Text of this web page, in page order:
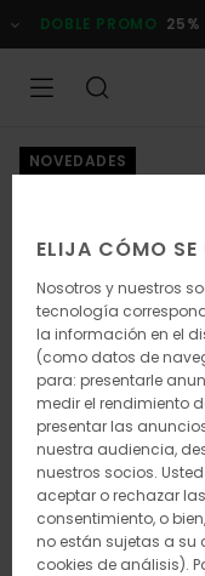
la
DOBLE PROMO
NOVEDADES
ELIJA CÓMO
Nosotros y nuestros
tecnología
la información en el
(como datos de
para: presentarle
medir el rendimiento
presentar las
nuestra audiencia,
nuestros socios.
aceptar o rechazar
consentimiento, o
no están sujetas a
cookies de análisis).